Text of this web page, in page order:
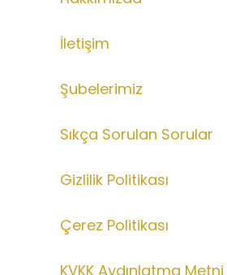
İletişim
Şubelerimiz
Sıkça Sorulan Sorular
Gizlilik Politikası
Çerez Politikası
KVKK Aydınlatma Metni